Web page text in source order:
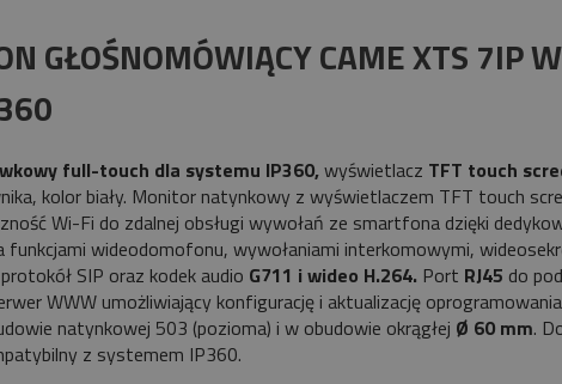
GŁOŚNOMÓWIĄCY CAME XTS 7IP
full-touch dla systemu IP360,wyświetlacz TFT touch
kolor biały. Monitor natynkowy z wyświetlaczem TFT touch
Wi-Fi do zdalnej obsługi wywołań ze smartfona dzięki
funkcjami wideodomofonu, wywołaniami interkomowymi,
SIP oraz kodek audio G711 i wideo H.264. Port RJ45 do
WWW umożliwiający konfigurację i aktualizację
natynkowej 503 (pozioma) i w obudowie okrągłej Ø 60 mm.
z systemem IP360.